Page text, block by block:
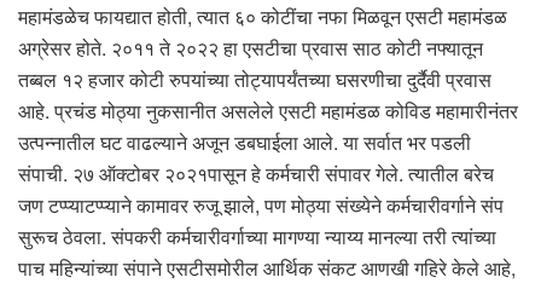
महामंडळेच फायद्यात होती, त्यात ६० कोटींचा नफा मिळवून एसटी महामंडळ
अग्रेसर होते. २०११ ते २०२२ हा एसटीचा प्रवास साठ कोटी नफ्यातून
तब्बल १२ हजार कोटी रुपयांच्या तोट्यापर्यंतच्या घसरणीचा दुर्दैवी प्रवास
आहे. प्रचंड मोठ्या नुकसानीत असलेले एसटी महामंडळ कोविड महामारीनंतर
उत्पन्नातील घट वाढल्याने अजून डबघाईला आले. या सर्वात भर पडली
संपाची. २७ ऑक्टोबर २०२१पासून हे कर्मचारी संपावर गेले. त्यातील बरेच
जण टप्प्याटप्प्याने कामावर रुजू झाले, पण मोठ्या संख्येने कर्मचारीवर्गाने संप
सुरूच ठेवला. संपकरी कर्मचारीवर्गाच्या मागण्या न्याय्य मानल्या तरी त्यांच्या
पाच महिन्यांच्या संपाने एसटीसमोरील आर्थिक संकट आणखी गहिरे केले आहे,